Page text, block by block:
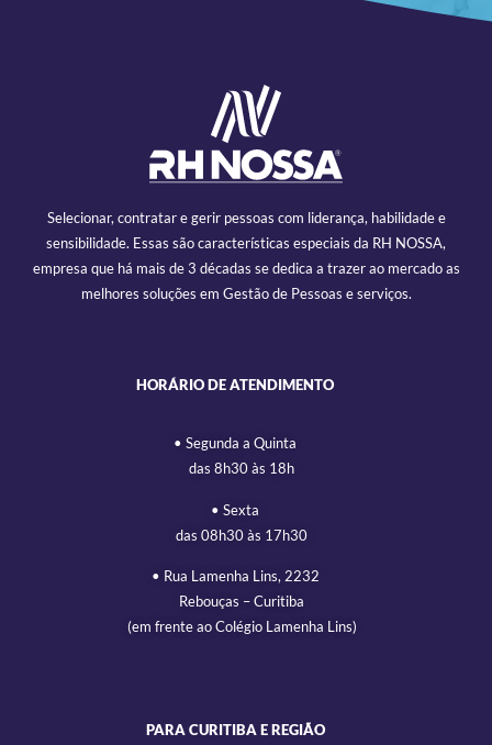
Selecionar, contratar e gerir pessoas com liderança, habilidade e
sensibilidade. Essas são características especiais da RH NOSSA,
empresa que há mais de 3 décadas se dedica a trazer ao mercado as
melhores soluções em Gestão de Pessoas e serviços.
HORÁRIO DE ATENDIMENTO
• Segunda a Quinta
das 8h30 às 18h
• Sexta
das 08h30 às 17h30
• Rua Lamenha Lins, 2232
Rebouças – Curitiba
(em frente ao Colégio Lamenha Lins)
PARA CURITIBA E REGIÃO